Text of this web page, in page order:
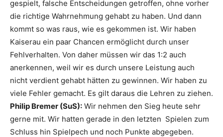
gespielt, falsche Entscheidungen getroffen, ohne vorher
die richtige Wahrnehmung gehabt zu haben. Und dann
kommt so was raus, wie es gekommen ist. Wir haben
Kaiserau ein paar Chancen ermöglicht durch unser
Fehlverhalten. Von daher müssen wir das 1:2 auch
anerkennen, weil wir es durch unsere Leistung auch
nicht verdient gehabt hätten zu gewinnen. Wir haben zu
viele Fehler gemacht. Es gilt daraus die Lehren zu ziehen.
Philip Bremer (SuS): Wir nehmen den Sieg heute sehr
gerne mit. Wir hatten gerade in den letzten Spielen zum
Schluss hin Spielpech und noch Punkte abgegeben.